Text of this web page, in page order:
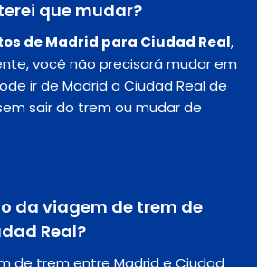
que mudar?
de Madrid para Ciudad Real,
você não precisará mudar em
ir de Madrid a Ciudad Real de
sair do trem ou mudar de
da viagem de trem de
Real?
de trem entre Madrid e Ciudad